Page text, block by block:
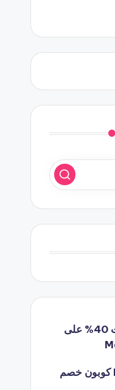
كود خصم متجر ماهر تخفيضات 40% على
كود خصم روفتيك ROFTECH كوبون خصم